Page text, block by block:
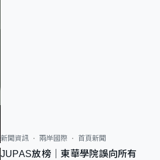
新聞資訊 兩岸國際 首頁新聞
JUPAS放榜｜東華學院誤向所有